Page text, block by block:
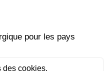
et de fermer les yeux